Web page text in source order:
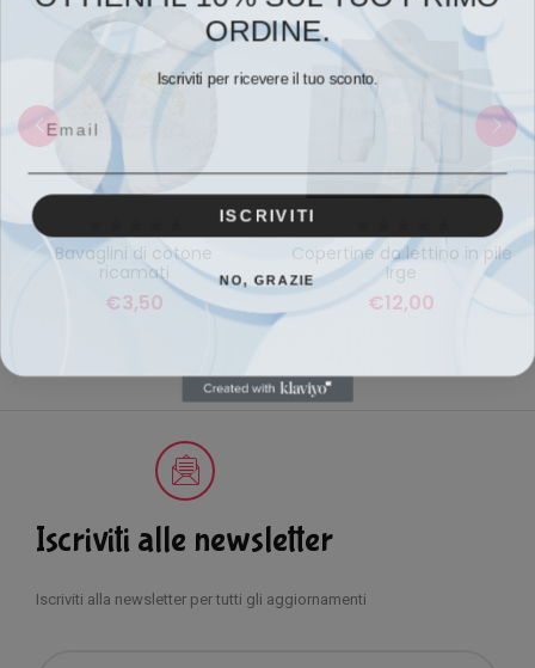
Bavaglini di cotone
ricamati
€3,50
Copertine da lettino in pile
Irge
€12,00
Iscriviti alle newsletter
Iscriviti alla newsletter per tutti gli aggiornamenti
ORDINE.
Iscriviti per ricevere il tuo sconto.
Email
ISCRIVITI
NO, GRAZIE